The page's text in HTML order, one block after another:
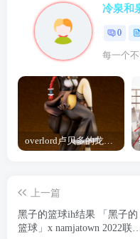
冷泉和
0
每一个
overlord卢贝多的龙王谁厉害 「Overlord」露普斯蕾琪娜·贝塔手办开订
上一篇
黑子的篮球ih结果 「黑子的
篮球」x namjatown 2022联动